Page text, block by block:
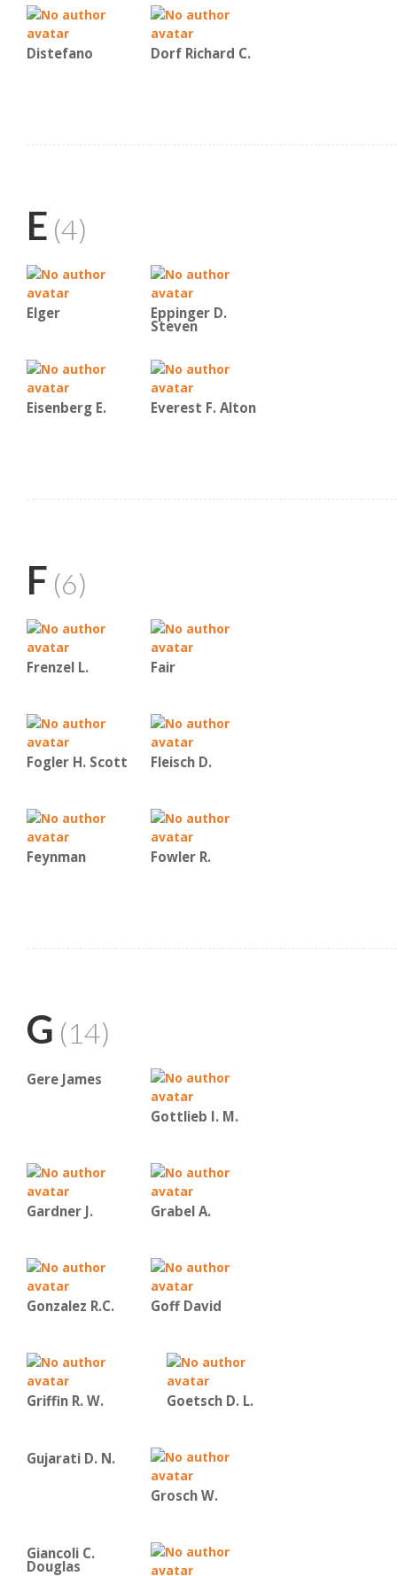
Distefano Dorf Richard C.
E (4)
Elger Eppinger D.
Steven
Eisenberg E. Everest F. Alton
F (6)
Frenzel L. Fair
Fogler H. Scott Fleisch D.
Feynman Fowler R.
G (14)
Gere James
Gottlieb I. M.
Gardner J. Grabel A.
Gonzalez R.C. Goff David
Griffin R. W. Goetsch D. L.
Gujarati D. N.
Grosch W.
Giancoli C.
Douglas